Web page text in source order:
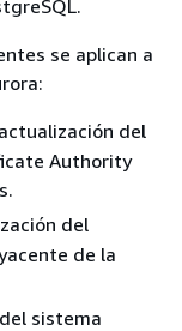
se aplican a
del
Authority
del
de la
sistema